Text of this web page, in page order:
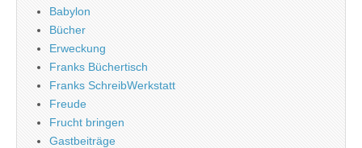
Babylon
Bücher
Erweckung
Franks Büchertisch
Franks SchreibWerkstatt
Freude
Frucht bringen
Gastbeiträge